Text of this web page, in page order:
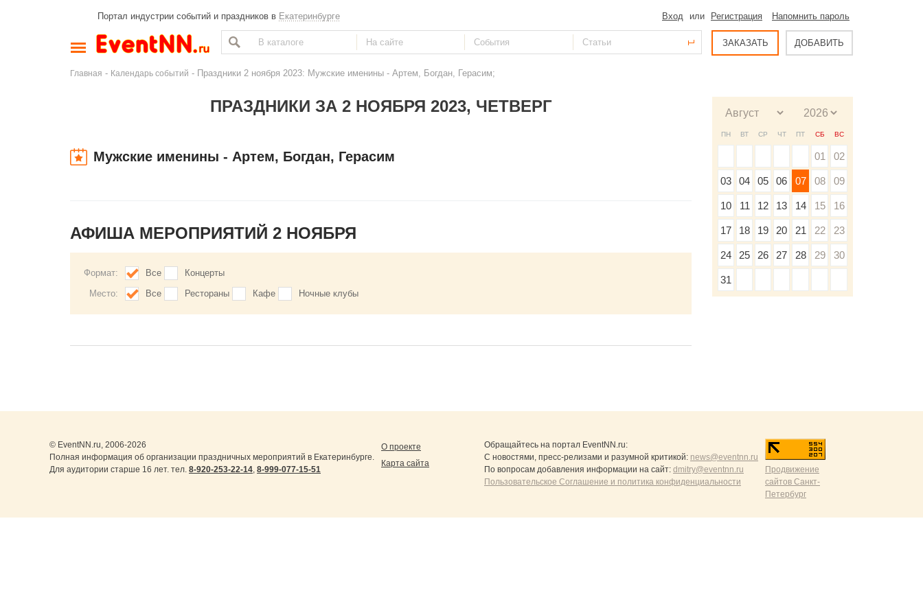
Портал индустрии событий и праздников в Екатеринбурге Вход или Регистрация Напомнить пароль
ЗАКАЗАТЬ ДОБАВИТЬ
Главная - Календарь событий - Праздники 2 ноября 2023: Мужские именины - Артем, Богдан, Герасим;
ПРАЗДНИКИ ЗА 2 НОЯБРЯ 2023, ЧЕТВЕРГ
Мужские именины - Артем, Богдан, Герасим
АФИША МЕРОПРИЯТИЙ 2 НОЯБРЯ
Формат: Все
Концерты
Место:
Все Рестораны Кафе Ночные клубы
ПН ВТ СР ЧТ ПТ СБ ВС
01 02
03 04 05 06 07 08 09
10 11 12 13 14 15 16
17 18 19 20 21 22 23
24 25 26 27 28 29 30
31
© EventNN.ru, 2006-2026
Полная информация об организации праздничных мероприятий в Екатеринбурге.
Для аудитории старше 16 лет. тел. 8-920-253-22-14, 8-999-077-15-51
О проекте
Карта сайта
Обращайтесь на портал EventNN.ru:
С новостями, пресс-релизами и разумной критикой: news@eventnn.ru
По вопросам добавления информации на сайт: dmitry@eventnn.ru
Пользовательское Соглашение и политика конфиденциальности
Продвижение
сайтов Санкт-
Петербург